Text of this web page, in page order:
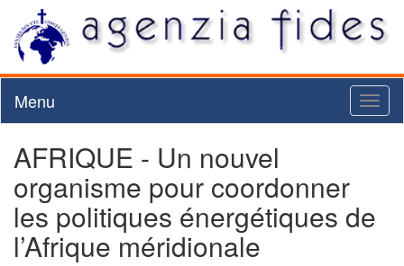
Menu
AFRIQUE - Un nouvel
organisme pour coordonner
les politiques énergétiques de
l’Afrique méridionale